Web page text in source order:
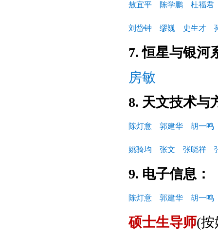
敖宜平 陈学鹏 杜福君
刘岱钟 缪巍 史生才
7. 恒星与银河
房敏
8. 天文技术与
陈灯意 郭建华 胡一鸣
姚骑均 张文 张晓祥
9. 电子信息：
陈灯意 郭建华 胡一鸣
硕士生导师(